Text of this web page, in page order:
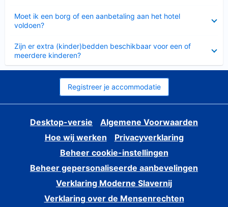
Moet ik een borg of een aanbetaling aan het hotel
voldoen?
Zijn er extra (kinder)bedden beschikbaar voor een of
meerdere kinderen?
Registreer je accommodatie
Desktop-versie
Algemene Voorwaarden
Hoe wij werken
Privacyverklaring
Beheer cookie-instellingen
Beheer gepersonaliseerde aanbevelingen
Verklaring Moderne Slavernij
Verklaring over de Mensenrechten